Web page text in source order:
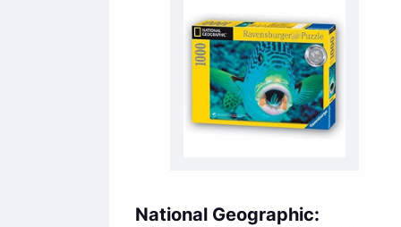
National Geographic: